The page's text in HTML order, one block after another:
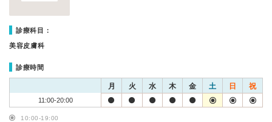
診療科目：
美容皮膚科
診療時間
月 火 水 木 金 土 日 祝
11:00-20:00
10:00-19:00